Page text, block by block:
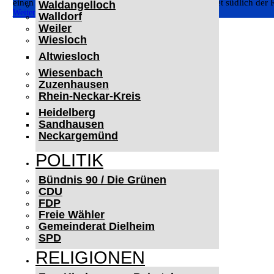
Waldangelloch
Walldorf
Weiler
Wiesloch
Altwiesloch
Wiesenbach
Zuzenhausen
Rhein-Neckar-Kreis
Heidelberg
Sandhausen
Neckargemünd
POLITIK
Bündnis 90 / Die Grünen
CDU
FDP
Freie Wähler
Gemeinderat Dielheim
SPD
RELIGIONEN
einen Strohballen auf den Kräheckerweg im Feldgebiet südlich der
Weiterlesen